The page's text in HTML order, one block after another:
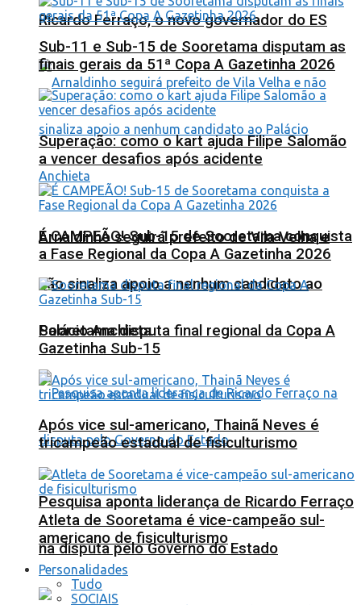
Ricardo Ferraço, o novo governador do ES
Arnaldinho seguirá prefeito de Vila Velha e
não sinaliza apoio a nenhum candidato ao
Palácio Anchieta
Pesquisa aponta liderança de Ricardo Ferraço
na disputa pelo Governo do Estado
Sub-11 e Sub-15 de Sooretama disputam as
finais gerais da 51ª Copa A Gazetinha 2026
Superação: como o kart ajuda Filipe Salomão
a vencer desafios após acidente
É CAMPEÃO! Sub-15 de Sooretama conquista
a Fase Regional da Copa A Gazetinha 2026
Sooretama disputa final regional da Copa A
Gazetinha Sub-15
Após vice sul-americano, Thainã Neves é
tricampeão estadual de fisiculturismo
Atleta de Sooretama é vice-campeão sul-
americano de fisiculturismo
Personalidades
Tudo
SOCIAIS